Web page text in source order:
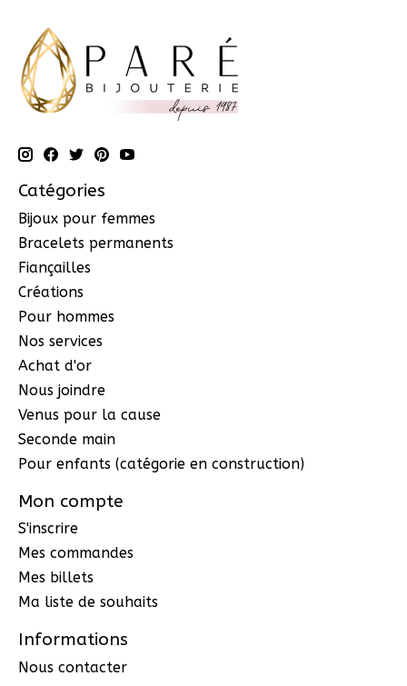
Catégories
Bijoux pour femmes
Bracelets permanents
Fiançailles
Créations
Pour hommes
Nos services
Achat d'or
Nous joindre
Venus pour la cause
Seconde main
Pour enfants (catégorie en construction)
Mon compte
S'inscrire
Mes commandes
Mes billets
Ma liste de souhaits
Informations
Nous contacter